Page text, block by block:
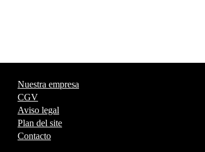
Nuestra empresa
CGV
Aviso legal
Plan del site
Contacto